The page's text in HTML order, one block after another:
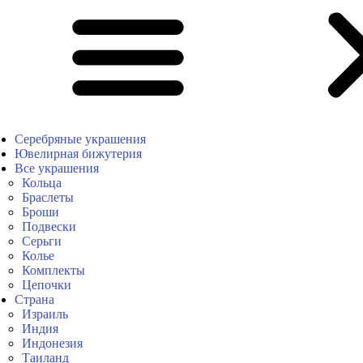
Серебряные украшения
Ювелирная бижутерия
Все украшения
Кольца
Браслеты
Броши
Подвески
Серьги
Колье
Комплекты
Цепочки
Страна
Израиль
Индия
Индонезия
Таиланд